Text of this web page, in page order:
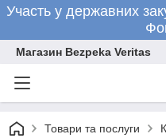
Участь у державних
Магазин Bezpeka Veritas
Товари та послуги